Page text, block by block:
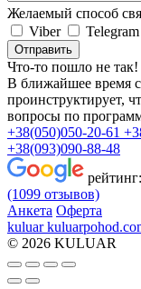
Желаемый способ
Viber
Telegram
Отправить
Что-то пошло не
В ближайшее время
проинструктирует,
вопросы по
+38(050)050-20-61
+38(093)090-88-48
рейтинг:
(1099 отзывов)
Анкета Оферта
kuluar kuluarpohod.co
© 2026 KULUAR